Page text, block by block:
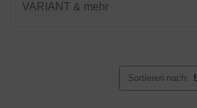
VARIANT & mehr
Sortieren nach: